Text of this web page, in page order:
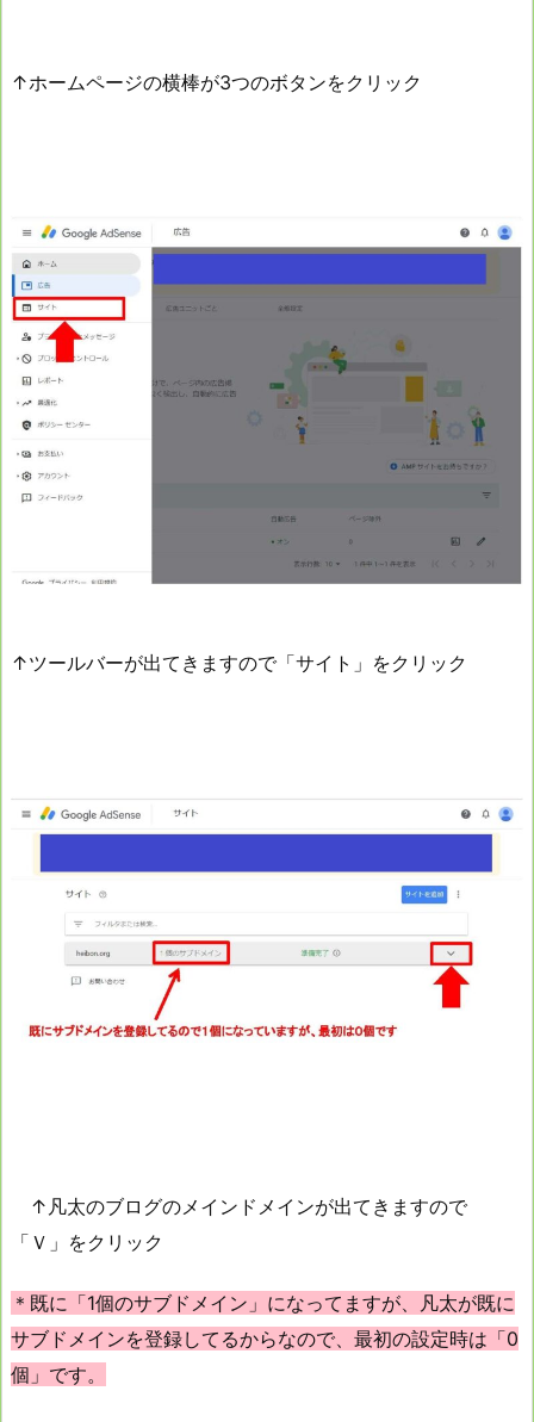
↑ホームページの横棒が3つのボタンをクリック
↑ツールバーが出てきますので「サイト」をクリック
↑凡太のブログのメインドメインが出てきますので
「Ｖ」をクリック
＊既に「1個のサブドメイン」になってますが、凡太が既に
サブドメインを登録してるからなので、最初の設定時は「0
個」です。